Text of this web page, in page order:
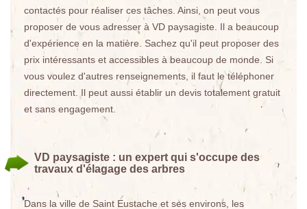
contactés pour réaliser ces tâches. Ainsi, on peut vous
proposer de vous adresser à VD paysagiste. Il a beaucoup
d'expérience en la matière. Sachez qu'il peut proposer des
prix intéressants et accessibles à beaucoup de monde. Si
vous voulez d'autres renseignements, il faut le téléphoner
directement. Il peut aussi établir un devis totalement gratuit
et sans engagement.
VD paysagiste : un expert qui s'occupe des
travaux d'élagage des arbres
Dans la ville de Saint Eustache et ses environs, les